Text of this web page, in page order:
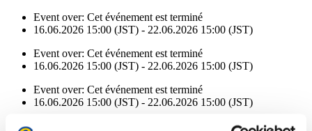
Event over: Cet événement est terminé
16.06.2026 15:00 (JST) - 22.06.2026 15:00 (JST)
Event over: Cet événement est terminé
16.06.2026 15:00 (JST) - 22.06.2026 15:00 (JST)
Event over: Cet événement est terminé
16.06.2026 15:00 (JST) - 22.06.2026 15:00 (JST)